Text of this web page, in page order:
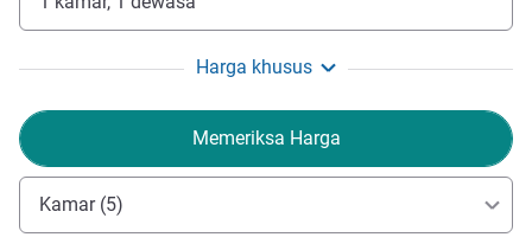
Harga khusus
Memeriksa Harga
Kamar (5)